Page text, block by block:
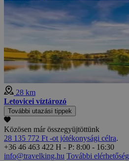
28 km
Letovicei víztározó
További utazási tippek
Közösen már összegyüjtöttünk
28 135 772 Ft -ot jótékonysági célra.
+36 46 463 422 H - P: 8:00 - 16:30
info@travelking.hu További